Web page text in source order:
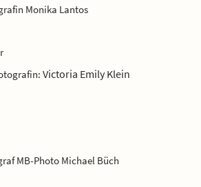
Monika Lantos
Victoria Emily Klein
MB-Photo Michael Büch